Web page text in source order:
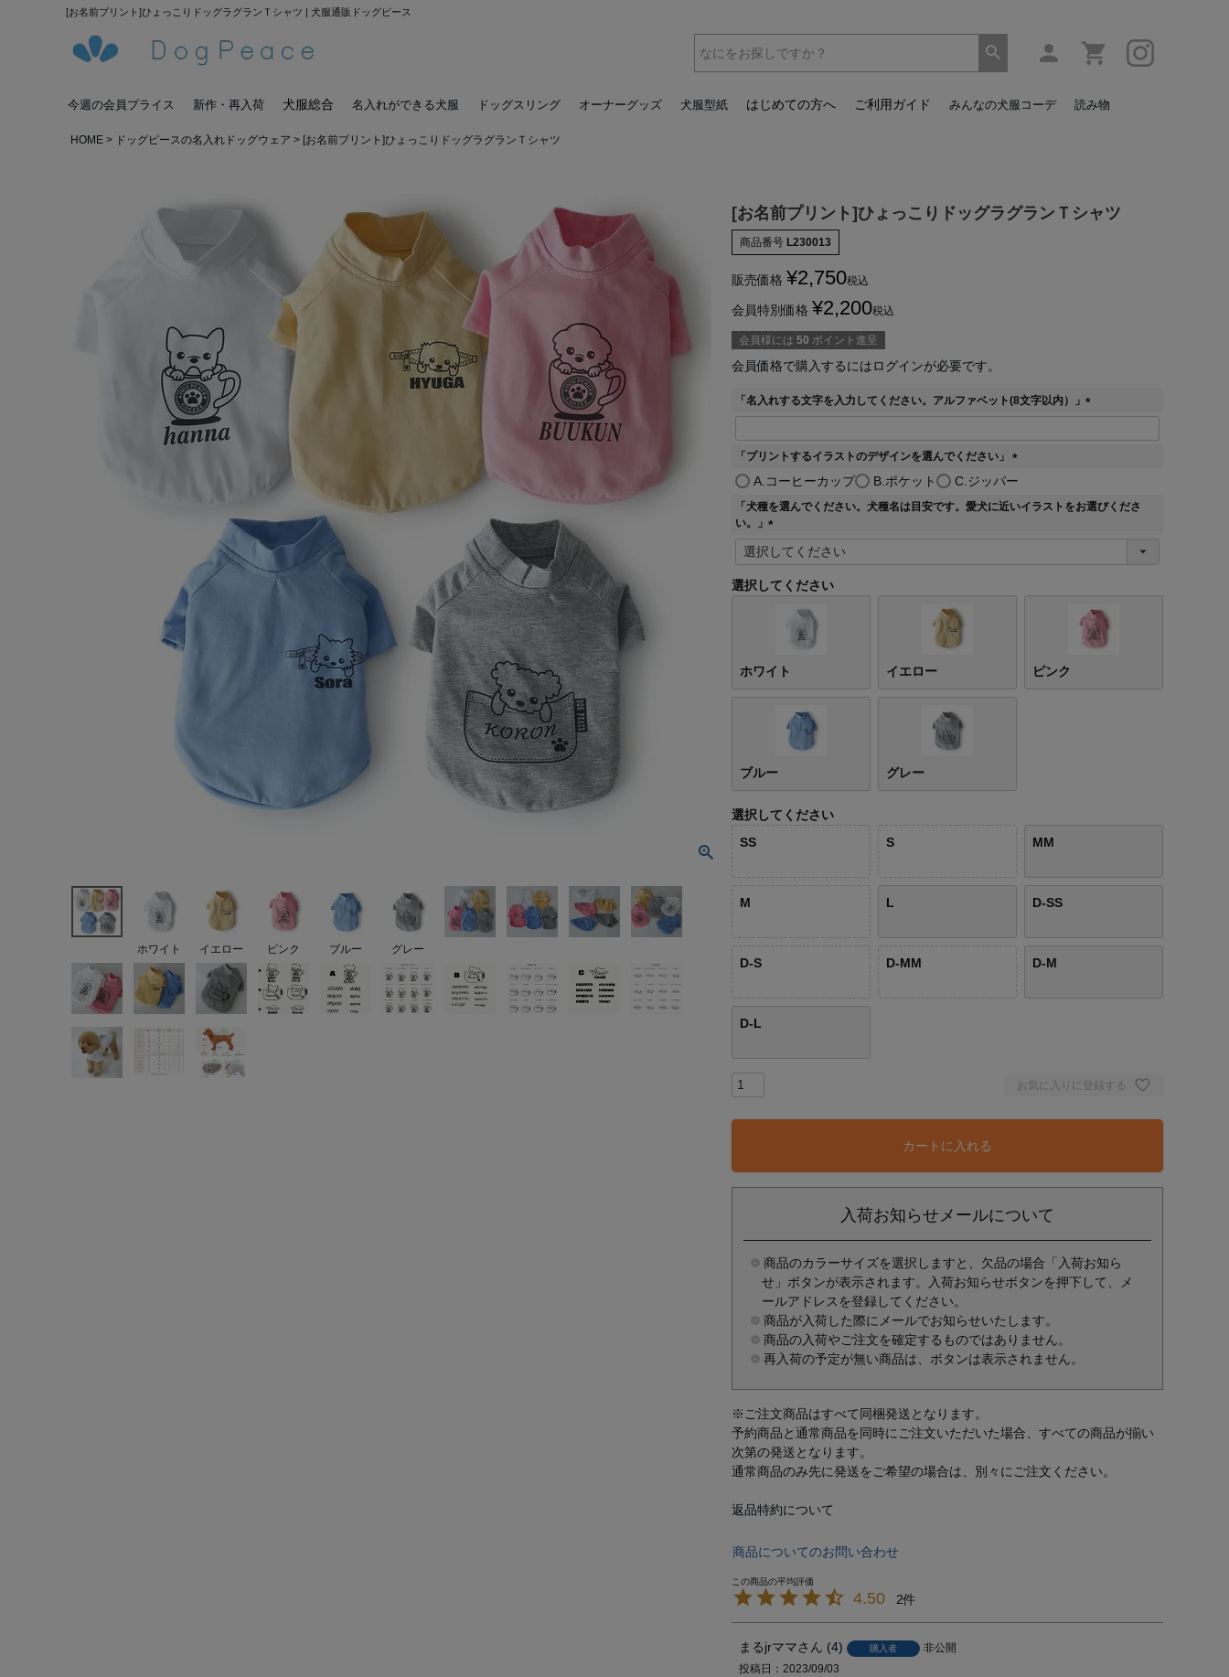
[お名前プリント]ひょっこりドッグラグランＴシャツ | 犬服通販ドッグピース
今週の会員プライス 新作・再入荷 犬服総合 名入れができる犬服 ドッグスリング オーナーグッズ 犬服型紙 はじめての方へ ご利用ガイド みんなの犬服コーデ 読み物
HOME ドッグピースの名入れドッグウェア [お名前プリント]ひょっこりドッグラグランＴシャツ
ホワイト イエロー ピンク ブルー グレー
[お名前プリント]ひょっこりドッグラグランＴシャツ
商品番号 L230013
販売価格 ¥2,750税込
会員特別価格 ¥2,200税込
会員様には 50 ポイント進呈
会員価格で購入するにはログインが必要です。
「名入れする文字を入力してください。アルファベット(8文字以内）」
(
「プリントするイラストのデザインを選んでください」
須
A.コーヒーカップ B.ポケット C.ジッパー
「犬種を選んでください。犬種名は目安です。愛犬に近いイラストをお選びくださ
い。」
(
必
)
選択してください
ホワイト イエロー ピンク
ブルー グレー
選択してください
SS
S MM
M L D-SS
D-S D-MM D-M
D-L
お気に入りに登録する
カートに入れる
入荷お知らせメールについて
商品のカラーサイズを選択しますと、欠品の場合「入荷お知ら
せ」ボタンが表示されます。入荷お知らせボタンを押下して、メ
ールアドレスを登録してください。
商品が入荷した際にメールでお知らせいたします。
商品の入荷やご注文を確定するものではありません。
再入荷の予定が無い商品は、ボタンは表示されません。
※ご注文商品はすべて同梱発送となります。
予約商品と通常商品を同時にご注文いただいた場合、すべての商品が揃い
次第の発送となります。
通常商品のみ先に発送をご希望の場合は、別々にご注文ください。
返品特約について
商品についてのお問い合わせ
4.50 2
まるjrママ 4 購入者
非公開
投稿日
2023/09/03